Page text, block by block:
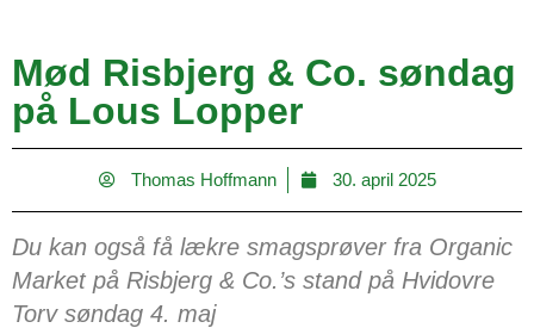
Mød Risbjerg & Co. søndag
på Lous Lopper
Thomas Hoffmann 30. april 2025
Du kan også få lækre smagsprøver fra Organic
Market på Risbjerg & Co.’s stand på Hvidovre
Torv søndag 4. maj